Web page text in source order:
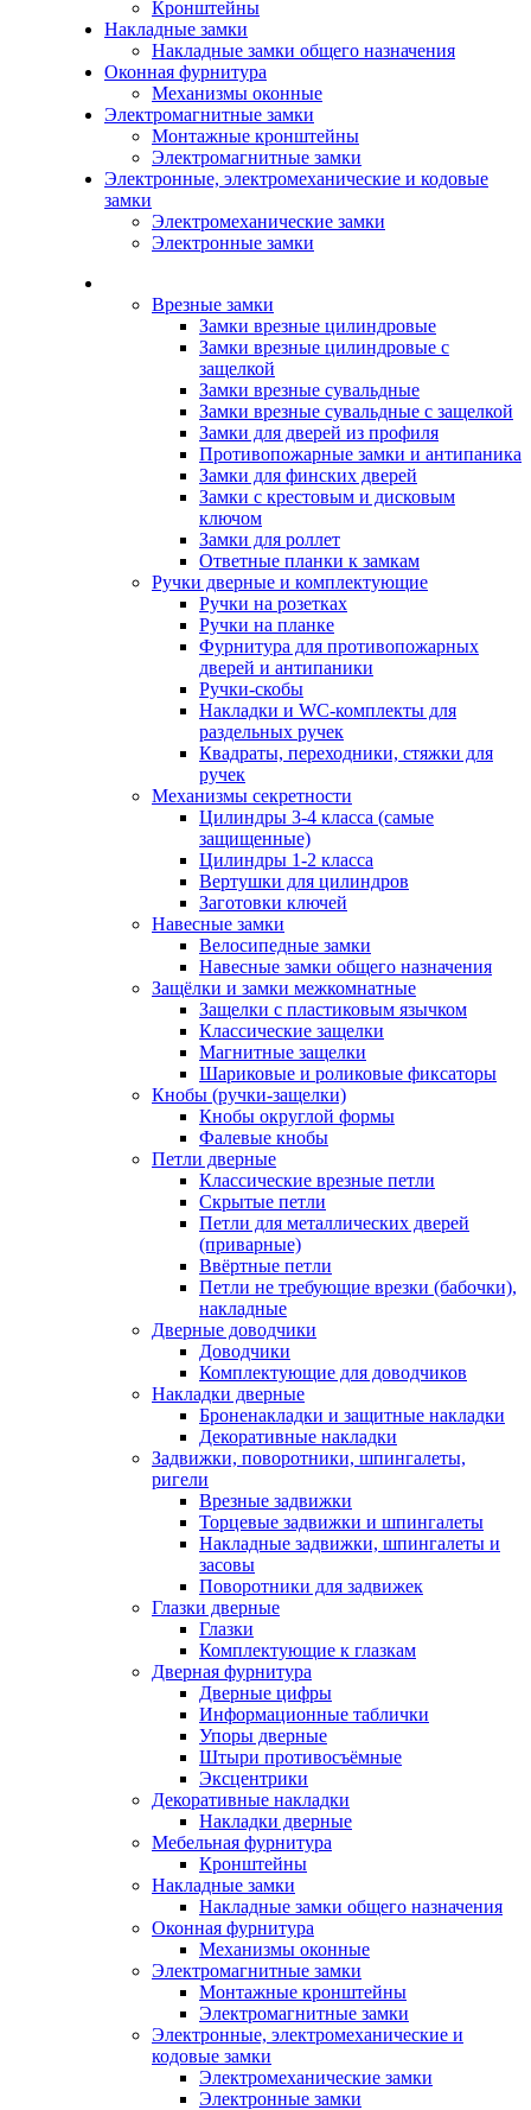
Кронштейны
Накладные замки
Накладные замки общего назначения
Оконная фурнитура
Механизмы оконные
Электромагнитные замки
Монтажные кронштейны
Электромагнитные замки
Электронные, электромеханические и кодовые
замки
Электромеханические замки
Электронные замки
Врезные замки
Замки врезные цилиндровые
Замки врезные цилиндровые с
защелкой
Замки врезные сувальдные
Замки врезные сувальдные с защелкой
Замки для дверей из профиля
Противопожарные замки и антипаника
Замки для финских дверей
Замки с крестовым и дисковым
ключом
Замки для роллет
Ответные планки к замкам
Ручки дверные и комплектующие
Ручки на розетках
Ручки на планке
Фурнитура для противопожарных
дверей и антипаники
Ручки-скобы
Накладки и WC-комплекты для
раздельных ручек
Квадраты, переходники, стяжки для
ручек
Механизмы секретности
Цилиндры 3-4 класса (самые
защищенные)
Цилиндры 1-2 класса
Вертушки для цилиндров
Заготовки ключей
Навесные замки
Велосипедные замки
Навесные замки общего назначения
Защёлки и замки межкомнатные
Защелки с пластиковым язычком
Классические защелки
Магнитные защелки
Шариковые и роликовые фиксаторы
Кнобы (ручки-защелки)
Кнобы округлой формы
Фалевые кнобы
Петли дверные
Классические врезные петли
Скрытые петли
Петли для металлических дверей
(приварные)
Ввёртные петли
Петли не требующие врезки (бабочки),
накладные
Дверные доводчики
Доводчики
Комплектующие для доводчиков
Накладки дверные
Броненакладки и защитные накладки
Декоративные накладки
Задвижки, поворотники, шпингалеты,
ригели
Врезные задвижки
Торцевые задвижки и шпингалеты
Накладные задвижки, шпингалеты и
засовы
Поворотники для задвижек
Глазки дверные
Глазки
Комплектующие к глазкам
Дверная фурнитура
Дверные цифры
Информационные таблички
Упоры дверные
Штыри противосъёмные
Эксцентрики
Декоративные накладки
Накладки дверные
Мебельная фурнитура
Кронштейны
Накладные замки
Накладные замки общего назначения
Оконная фурнитура
Механизмы оконные
Электромагнитные замки
Монтажные кронштейны
Электромагнитные замки
Электронные, электромеханические и
кодовые замки
Электромеханические замки
Электронные замки